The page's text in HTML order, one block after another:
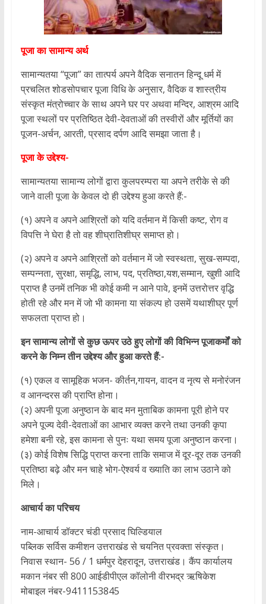
पूजा का सामान्य अर्थ
सामान्यतया “पूजा” का तात्पर्य अपने वैदिक सनातन हिन्दू धर्म में
प्रचलित शोडसोपचार पूजा विधि के अनुसार, वैदिक व शास्त्रीय
संस्कृत मंत्रोच्चार के साथ अपने घर पर अथवा मन्दिर, आश्रम आदि
पूजा स्थलों पर प्रतिष्ठित देवी-देवताओं की तस्वीरों और मूर्तियों का
पूजन-अर्चन, आरती, प्रसाद दर्पण आदि समझा जाता है।
पूजा के उद्देश्य-
सामान्यतया सामान्य लोगों द्वारा कुलपरम्परा या अपने तरीके से की
जाने वाली पूजा के केवल दो ही उद्देश्य हुआ करते हैं:-
(१) अपने व अपने आश्रितों को यदि वर्तमान में किसी कष्ट, रोग व
विपत्ति ने घेरा है तो वह शीघ्रातिशीघ्र समाप्त हो।
(२) अपने व अपने आश्रितों को वर्तमान में जो स्वस्थता, सुख-सम्पदा,
सम्पन्नता, सुरक्षा, समृद्धि, लाभ, पद, प्रतिष्ठा,यश,सम्मान, खुशी आदि
प्राप्त है उनमें तनिक भी कोई कमी न आने पावे, इनमें उत्तरोत्तर वृद्धि
होती रहे और मन में जो भी कामना या संकल्प हो उसमें यथाशीघ्र पूर्ण
सफलता प्राप्त हो।
इन सामान्य लोगों से कुछ ऊपर उठे हुए लोगों की विभिन्न पूजाकर्मों को
करने के निम्न तीन उद्देश्य और हुआ करते हैं:-
(१) एकल व सामूहिक भजन- कीर्तन,गायन, वादन व नृत्य से मनोरंजन
व आनन्दरस की प्राप्ति होना।
(२) अपनी पूजा अनुष्ठान के बाद मन मुताबिक कामना पूरी होने पर
अपने पूज्य देवी-देवताओं का आभार व्यक्त करने तथा उनकी कृपा
हमेशा बनी रहे, इस कामना से पुनः यथा समय पूजा अनुष्ठान करना।
(३) कोई विशेष सिद्धि प्राप्त करना ताकि समाज में दूर-दूर तक उनकी
प्रतिष्ठा बढ़े और मन चाहे भोग-ऐश्वर्य व ख्याति का लाभ उठाने को
मिले।
आचार्य का परिचय
नाम-आचार्य डॉक्टर चंडी प्रसाद घिल्डियाल
पब्लिक सर्विस कमीशन उत्तराखंड से चयनित प्रवक्ता संस्कृत।
निवास स्थान- 56 / 1 धर्मपुर देहरादून, उत्तराखंड। कैंप कार्यालय
मकान नंबर सी 800 आईडीपीएल कॉलोनी वीरभद्र ऋषिकेश
मोबाइल नंबर-9411153845